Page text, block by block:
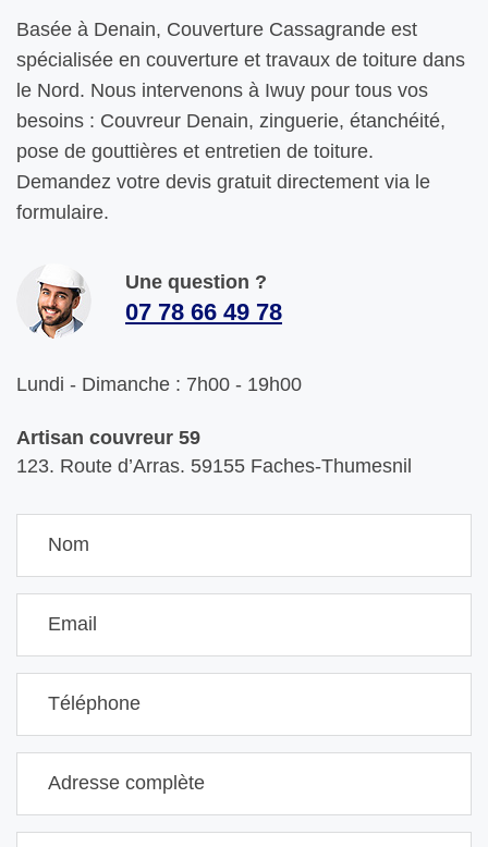
Basée à Denain, Couverture Cassagrande est
spécialisée en couverture et travaux de toiture dans
le Nord. Nous intervenons à Iwuy pour tous vos
besoins : Couvreur Denain, zinguerie, étanchéité,
pose de gouttières et entretien de toiture.
Demandez votre devis gratuit directement via le
formulaire.
Une question ?
07 78 66 49 78
Lundi - Dimanche : 7h00 - 19h00
Artisan couvreur 59
123. Route d’Arras. 59155 Faches-Thumesnil